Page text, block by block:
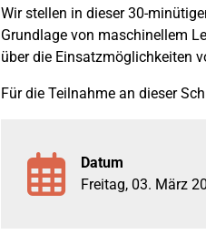
Wir stellen in dieser 30-
Grundlage von maschinellem
über die Einsatzmöglichkeiten
Für die Teilnahme an dieser
Datum
Freitag, 03. März